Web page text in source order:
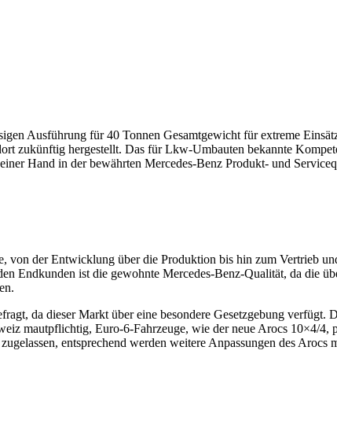
Ausführung für 40 Tonnen Gesamtgewicht für extreme
zu­künftig hergestellt. Das für Lkw-Umbauten bekannte
Hand in der bewährten Mercedes-Benz Produkt- und
von der Entwicklung über die Produktion bis hin zum Vertrieb
Endkunden ist die gewohnte Mercedes-Benz-Qualität, da die
da dieser Markt über eine besondere Gesetzgebung
mautpflichtig, Euro-6-Fahrzeuge, wie der neue Arocs 10×4/
entsprechend werden weitere Anpassungen des